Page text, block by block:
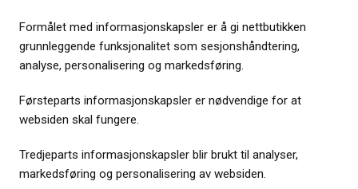
Formålet med informasjonskapsler er å gi nettbutikken
grunnleggende funksjonalitet som sesjonshåndtering,
analyse, personalisering og markedsføring.
Førsteparts informasjonskapsler er nødvendige for at
websiden skal fungere.
Tredjeparts informasjonskapsler blir brukt til analyser,
markedsføring og personalisering av websiden.